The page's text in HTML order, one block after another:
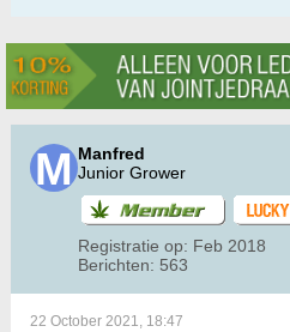
Manfred
Junior Grower
Registratie op: Feb 2018
Berichten: 563
22 October 2021, 18:47